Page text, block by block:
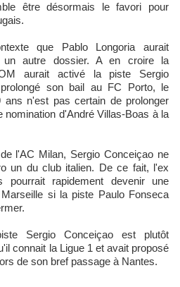
être désormais le favori pour
que Pablo Longoria aurait
un autre dossier. A en croire la
aurait activé la piste Sergio
son bail au FC Porto, le
ans n'est pas certain de prolonger
nomination d'André Villas-Boas à la
l'AC Milan, Sergio Conceiçao ne
un du club italien. De ce fait, l'ex
pourrait rapidement devenir une
si la piste Paulo Fonseca
Sergio Conceiçao est plutôt
connait la Ligue 1 et avait proposé
de son bref passage à Nantes.